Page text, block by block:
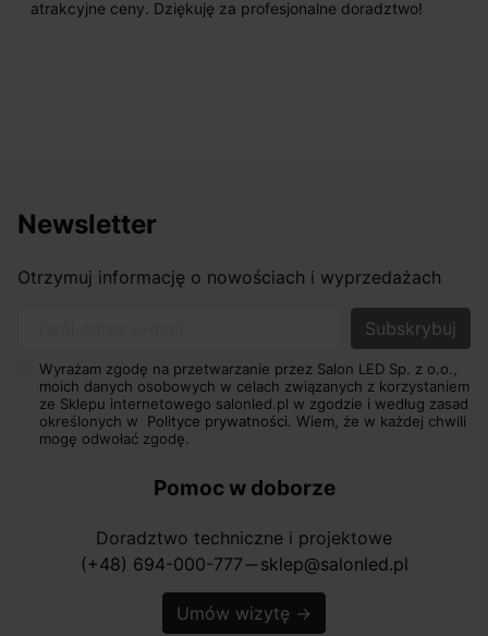
atrakcyjne ceny. Dziękuję za profesjonalne doradztwo!
Newsletter
Otrzymuj informację o nowościach i wyprzedażach
Wyrażam zgodę na przetwarzanie przez Salon LED Sp. z o.o.,
moich danych osobowych w celach związanych z korzystaniem
ze Sklepu internetowego salonled.pl w zgodzie i według zasad
określonych w Polityce prywatności. Wiem, że w każdej chwili
mogę odwołać zgodę.
Pomoc w doborze
Doradztwo techniczne i projektowe
(+48) 694-000-777 horizontal_rule sklep@salonled.pl
Umów wizytę →